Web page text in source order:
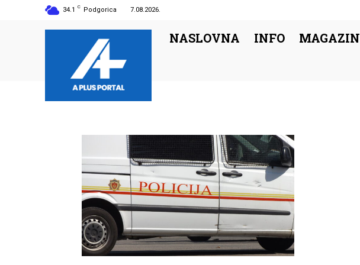
34.1 C Podgorica 7.08.2026.
NASLOVNA INFO MAGAZIN